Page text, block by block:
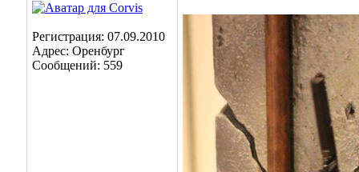
Регистрация: 07.09.2010
Адрес: Оренбург
Сообщений: 559